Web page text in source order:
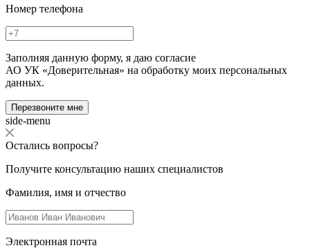
Номер телефона
Заполняя данную форму, я даю согласие
АО УК «Доверительная» на обработку моих персональных
данных.
Перезвоните мне
side-menu
Остались вопросы?
Получите консультацию наших специалистов
Фамилия, имя и отчество
Электронная почта